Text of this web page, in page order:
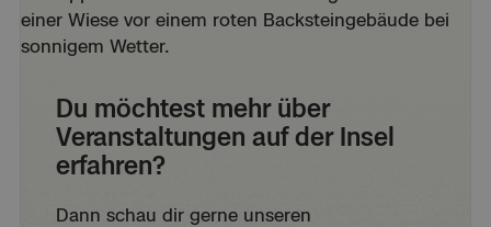
Du möchtest mehr über
Veranstaltungen auf der Insel
erfahren?
Dann schau dir gerne unseren